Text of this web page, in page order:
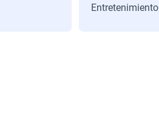
Entretenimiento